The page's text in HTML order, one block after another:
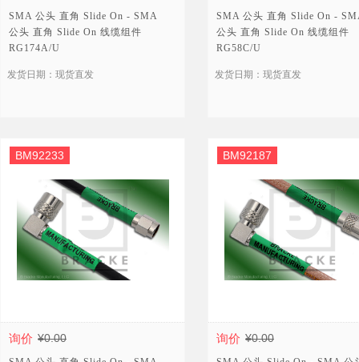
SMA 公头 直角 Slide On - SMA
公头 直角 Slide On 线缆组件
RG174A/U
发货日期：现货直发
SMA 公头 直角 Slide On -
公头 直角 Slide On 线缆组件
RG58C/U
发货日期：现货直发
询价 ¥0.00
BM92233
询价 ¥0.00
BM92187